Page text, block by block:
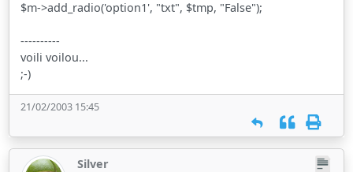
$m->add_radio('option1', "txt", $tmp, "False");
----------
voili voilou...
;-)
21/02/2003 15:45
Silver